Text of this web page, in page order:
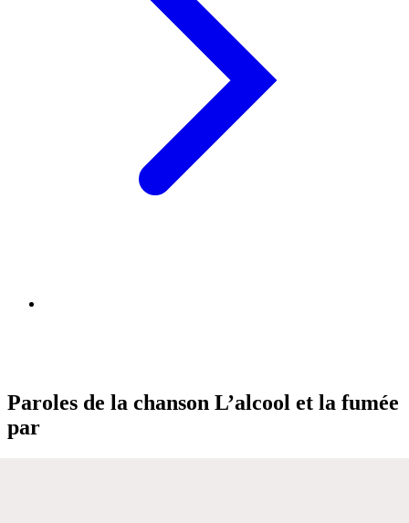
Paroles de la chanson L’alcool et la fumée
par